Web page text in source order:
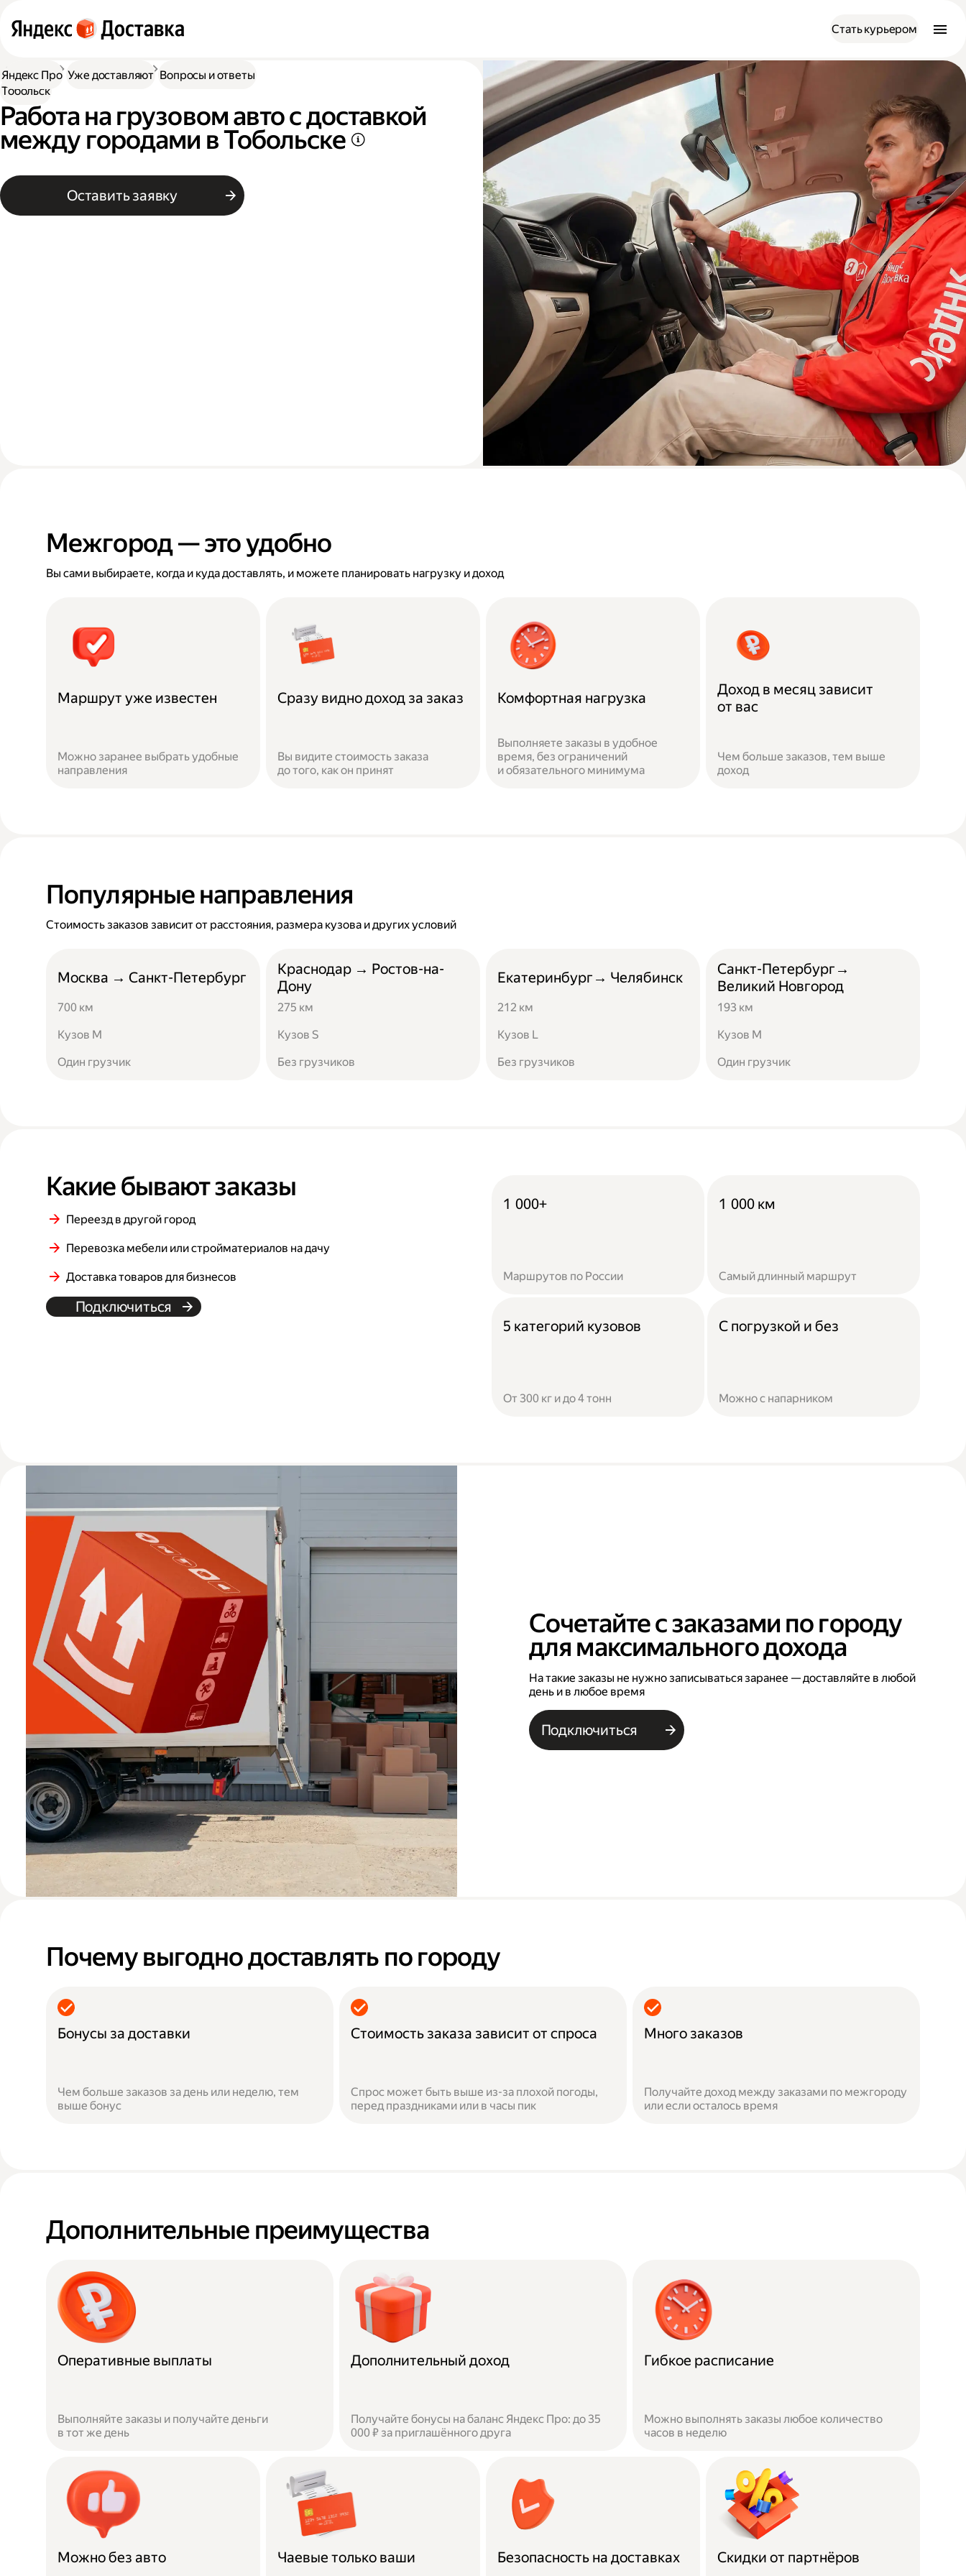
Стать курьером
Доставка Нужна работа
Автокурьер
Тобольск
Работа на грузовом авто с доставкой
между городами в Тобольске
Оставить заявку
Яндекс Про Уже доставляют Вопросы и ответы
Межгород — это удобно
Вы сами выбираете, когда и куда доставлять, и можете планировать нагрузку и доход
Маршрут уже известен
Можно заранее выбрать удобные
направления
Сразу видно доход за заказ
Вы видите стоимость заказа
до того, как он принят
Комфортная нагрузка
Выполняете заказы в удобное
время, без ограничений
и обязательного минимума
Доход в месяц зависит
от вас
Чем больше заказов, тем выше
доход
Популярные направления
Стоимость заказов зависит от расстояния, размера кузова и других условий
Москва → Санкт-Петербург
700 км
Кузов M
Один грузчик
Краснодар → Ростов-на-
Дону
275 км
Кузов S
Без грузчиков
Екатеринбург→ Челябинск
212 км
Кузов L
Без грузчиков
Санкт-Петербург→
Великий Новгород
193 км
Кузов М
Один грузчик
Какие бывают заказы
Переезд в другой город
Перевозка мебели или стройматериалов на дачу
Доставка товаров для бизнесов
Подключиться
1 000+
Маршрутов по России
1 000 км
Самый длинный маршрут
5 категорий кузовов
От 300 кг и до 4 тонн
С погрузкой и без
Можно с напарником
Сочетайте с заказами по городу
для максимального дохода
На такие заказы не нужно записываться заранее — доставляйте в любой
день и в любое время
Подключиться
Почему выгодно доставлять по городу
Бонусы за доставки
Чем больше заказов за день или неделю, тем
выше бонус
Стоимость заказа зависит от спроса
Спрос может быть выше из-за плохой погоды,
перед праздниками или в часы пик
Много заказов
Получайте доход между заказами по межгороду
или если осталось время
Дополнительные преимущества
Оперативные выплаты
Выполняйте заказы и получайте деньги
в тот же день
Дополнительный доход
Получайте бонусы на баланс Яндекс Про: до 35
000 ₽ за приглашённого друга
Гибкое расписание
Можно выполнять заказы любое количество
часов в неделю
Можно без авто Чаевые только ваши Безопасность на доставках Скидки от партнёров